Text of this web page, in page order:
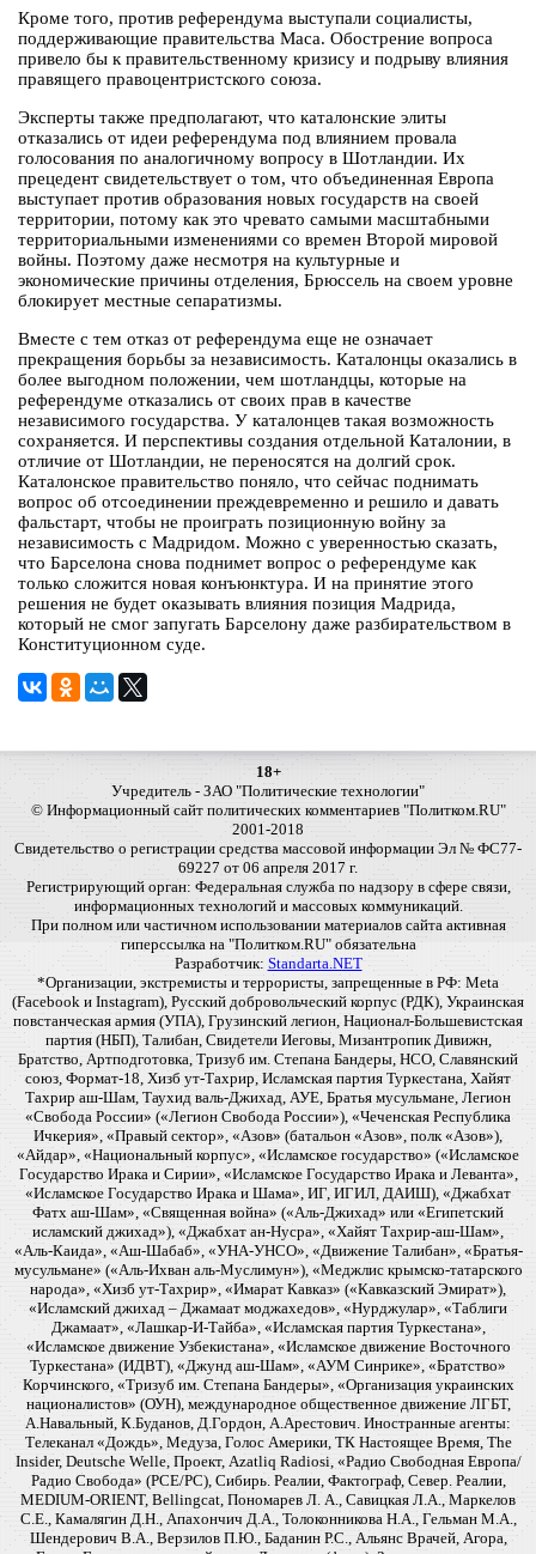
Кроме того, против референдума выступали социалисты,
поддерживающие правительства Маса. Обострение вопроса
привело бы к правительственному кризису и подрыву влияния
правящего правоцентристского союза.
Эксперты также предполагают, что каталонские элиты
отказались от идеи референдума под влиянием провала
голосования по аналогичному вопросу в Шотландии. Их
прецедент свидетельствует о том, что объединенная Европа
выступает против образования новых государств на своей
территории, потому как это чревато самыми масштабными
территориальными изменениями со времен Второй мировой
войны. Поэтому даже несмотря на культурные и
экономические причины отделения, Брюссель на своем уровне
блокирует местные сепаратизмы.
Вместе с тем отказ от референдума еще не означает
прекращения борьбы за независимость. Каталонцы оказались в
более выгодном положении, чем шотландцы, которые на
референдуме отказались от своих прав в качестве
независимого государства. У каталонцев такая возможность
сохраняется. И перспективы создания отдельной Каталонии, в
отличие от Шотландии, не переносятся на долгий срок.
Каталонское правительство поняло, что сейчас поднимать
вопрос об отсоединении преждевременно и решило и давать
фальстарт, чтобы не проиграть позиционную войну за
независимость с Мадридом. Можно с уверенностью сказать,
что Барселона снова поднимет вопрос о референдуме как
только сложится новая конъюнктура. И на принятие этого
решения не будет оказывать влияния позиция Мадрида,
который не смог запугать Барселону даже разбирательством в
Конституционном суде.
18+
Учредитель - ЗАО "Политические технологии"
© Информационный сайт политических комментариев "Политком.RU"
2001-2018
Свидетельство о регистрации средства массовой информации Эл № ФС77-
69227 от 06 апреля 2017 г.
Регистрирующий орган: Федеральная служба по надзору в сфере связи,
информационных технологий и массовых коммуникаций.
При полном или частичном использовании материалов сайта активная
гиперссылка на "Политком.RU" обязательна
Разработчик: Standarta.NET
*Организации, экстремисты и террористы, запрещенные в РФ: Meta
(Facebook и Instagram), Русский добровольческий корпус (РДК), Украинская
повстанческая армия (УПА), Грузинский легион, Национал-Большевистская
партия (НБП), Талибан, Свидетели Иеговы, Мизантропик Дивижн,
Братство, Артподготовка, Тризуб им. Степана Бандеры, НСО, Славянский
союз, Формат-18, Хизб ут-Тахрир, Исламская партия Туркестана, Хайят
Тахрир аш-Шам, Таухид валь-Джихад, АУЕ, Братья мусульмане, Легион
«Свобода России» («Легион Свобода России»), «Чеченская Республика
Ичкерия», «Правый сектор», «Азов» (батальон «Азов», полк «Азов»),
«Айдар», «Национальный корпус», «Исламское государство» («Исламское
Государство Ирака и Сирии», «Исламское Государство Ирака и Леванта»,
«Исламское Государство Ирака и Шама», ИГ, ИГИЛ, ДАИШ), «Джабхат
Фатх аш-Шам», «Священная война» («Аль-Джихад» или «Египетский
исламский джихад»), «Джабхат ан-Нусра», «Хайят Тахрир-аш-Шам»,
«Аль-Каида», «Аш-Шабаб», «УНА-УНСО», «Движение Талибан», «Братья-
мусульмане» («Аль-Ихван аль-Муслимун»), «Меджлис крымско-татарского
народа», «Хизб ут-Тахрир», «Имарат Кавказ» («Кавказский Эмират»),
«Исламский джихад – Джамаат моджахедов», «Нурджулар», «Таблиги
Джамаат», «Лашкар-И-Тайба», «Исламская партия Туркестана»,
«Исламское движение Узбекистана», «Исламское движение Восточного
Туркестана» (ИДВТ), «Джунд аш-Шам», «АУМ Синрике», «Братство»
Корчинского, «Тризуб им. Степана Бандеры», «Организация украинских
националистов» (ОУН), международное общественное движение ЛГБТ,
А.Навальный, К.Буданов, Д.Гордон, А.Арестович. Иностранные агенты:
Телеканал «Дождь», Медуза, Голос Америки, ТК Настоящее Время, The
Insider, Deutsche Welle, Проект, Azatliq Radiosi, «Радио Свободная Европа/
Радио Свобода» (PCE/PC), Сибирь. Реалии, Фактограф, Север. Реалии,
MEDIUM-ORIENT, Bellingcat, Пономарев Л. А., Савицкая Л.А., Маркелов
С.Е., Камалягин Д.Н., Апахончич Д.А., Толоконникова Н.А., Гельман М.А.,
Шендерович В.А., Верзилов П.Ю., Баданин Р.С., Альянс Врачей, Агора,